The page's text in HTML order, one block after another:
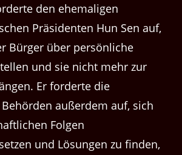
den ehemaligen
Präsidenten Hun Sen auf,
Bürger über persönliche
und sie nicht mehr zur
Er forderte die
außerdem auf, sich
Folgen
und Lösungen zu finden,